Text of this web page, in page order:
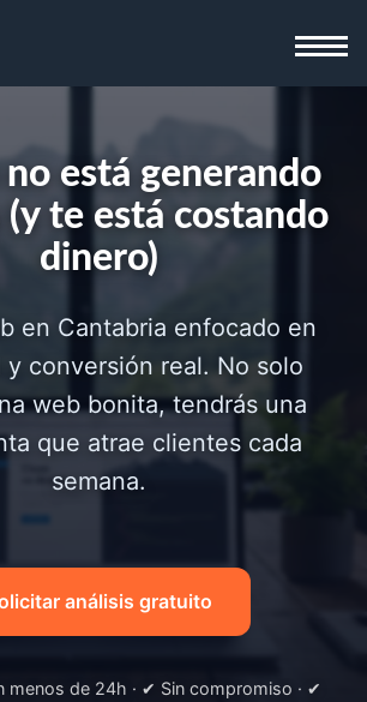
está generando
te está costando
dinero)
en Cantabria enfocado en
y conversión real. No solo
web bonita, tendrás una
que atrae clientes cada
semana.
análisis gratuito
menos de 24h · ✔ Sin compromiso · ✔